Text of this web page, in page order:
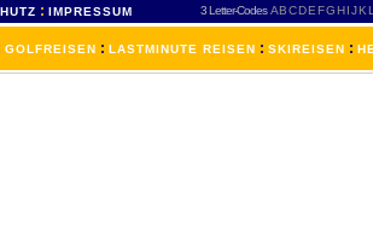
: IMPRESSUM 3 Letter-Codes ABCDEFGH IJKL
GOLFREISEN : LASTMINUTE REISEN : SKIREISEN :